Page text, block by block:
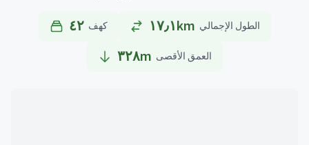
٤٢ كهف ١٧٫١km الطول الإجمالي
٣٢٨m العمق الأقصى